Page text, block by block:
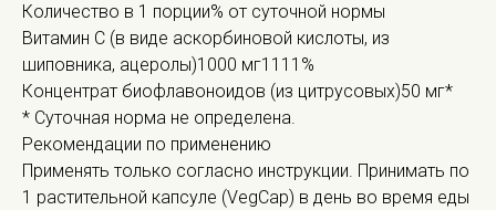
Количество в 1 порции% от суточной нормы
Витамин С (в виде аскорбиновой кислоты, из
шиповника, ацеролы)1000 мг1111%
Концентрат биофлавоноидов (из цитрусовых)50 мг*
* Суточная норма не определена.
Рекомендации по применению
Применять только согласно инструкции. Принимать по
1 растительной капсуле (VegCap) в день во время еды